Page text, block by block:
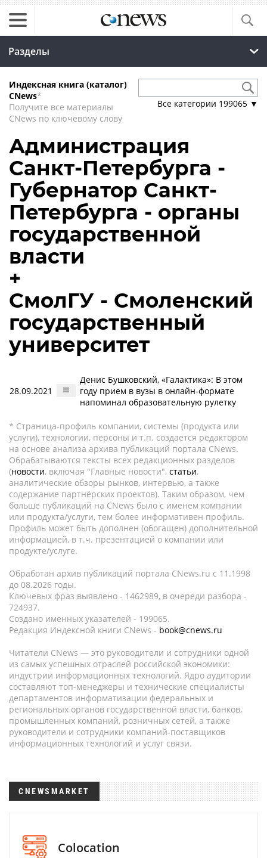
Разделы
Индексная книга (каталог)
CNews*
Получите все материалы
CNews по ключевому слову
Все категории 199065 ▼
Администрация
Санкт-Петербурга -
Губернатор Санкт-
Петербурга - органы
государственной
власти
+
СмолГУ - Смоленский
государственный
университет
28.09.2021
Денис Бушковский, «Галактика»: В этом
году прием в вузы в онлайн-формате
напоминал образовательную рулетку
* Страница-профиль компании, системы (продукта или
услуги), технологии, персоны и т.п. создается редактором
на основе анализа архива публикаций портала CNews.
Обрабатываются тексты всех редакционных разделов
(новости, включая "Главные новости", статьи,
аналитические обзоры рынков, интервью, а также
содержание партнёрских проектов). Таким образом, чем
больше публикаций на CNews было с именем компании
или продукта/услуги, тем более информативен профиль.
Профиль может быть дополнен (обогащен) дополнительной
информацией, в т.ч. презентацией о компании или
продукте/услуге.
Обработан архив публикаций портала CNews.ru c 11.1998
до 08.2026 годы.
Ключевых фраз выявлено - 1462989, в очереди разбора -
724937.
Создано именных указателей - 199065.
Редакция Индексной книги CNews - book@cnews.ru
Читатели CNews — это руководители и сотрудники одной
из самых успешных отраслей российской экономики:
индустрии информационных технологий. Ядро аудитории
составляют топ-менеджеры и технические специалисты
департаментов информатизации федеральных и
региональных органов государственной власти, банков,
промышленных компаний, розничных сетей, а также
руководители и сотрудники компаний-поставщиков
информационных технологий и услуг связи.
CNEWSMARKET
Colocation